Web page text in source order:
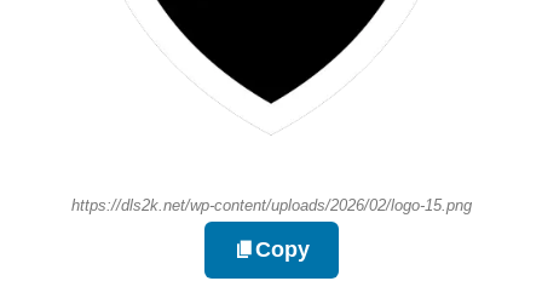
https://dls2k.net/wp-content/uploads/2026/02/logo-15.png
Copy